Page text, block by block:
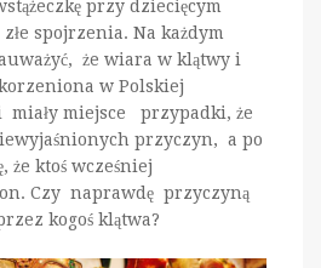
przy dziecięcym
spojrzenia. Na każdym
że wiara w klątwy i
w Polskiej
miejsce przypadki, że
przyczyn, a po
że ktoś wcześniej
Czy naprawdę przyczyną
kogoś klątwa?